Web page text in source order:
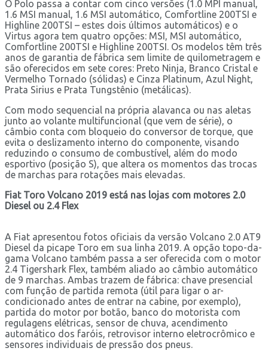
O Polo passa a contar com cinco versões (1.0 MPI manual,
1.6 MSI manual, 1.6 MSI automático, Comfortline 200TSI e
Highline 200TSI – estes dois últimos automáticos) e o
Virtus agora tem quatro opções: MSI, MSI automático,
Comfortline 200TSI e Highline 200TSI. Os modelos têm três
anos de garantia de fábrica sem limite de quilometragem e
são oferecidos em sete cores: Preto Ninja, Branco Cristal e
Vermelho Tornado (sólidas) e Cinza Platinum, Azul Night,
Prata Sirius e Prata Tungstênio (metálicas).
Com modo sequencial na própria alavanca ou nas aletas
junto ao volante multifuncional (que vem de série), o
câmbio conta com bloqueio do conversor de torque, que
evita o deslizamento interno do componente, visando
reduzindo o consumo de combustível, além do modo
esportivo (posição S), que altera os momentos das trocas
de marchas para rotações mais elevadas.
Fiat Toro Volcano 2019 está nas lojas com motores 2.0
Diesel ou 2.4 Flex
A Fiat apresentou fotos oficiais da versão Volcano 2.0 AT9
Diesel da picape Toro em sua linha 2019. A opção topo-da-
gama Volcano também passa a ser oferecida com o motor
2.4 Tigershark Flex, também aliado ao câmbio automático
de 9 marchas. Ambas trazem de fábrica: chave presencial
com função de partida remota (útil para ligar o ar-
condicionado antes de entrar na cabine, por exemplo),
partida do motor por botão, banco do motorista com
regulagens elétricas, sensor de chuva, acendimento
automático dos faróis, retrovisor interno eletrocrômico e
sensores individuais de pressão dos pneus.